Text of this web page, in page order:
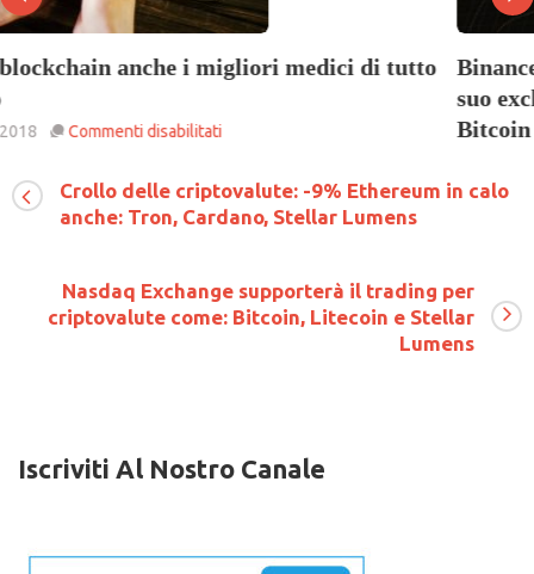
Binance aggiunge la criptovaluta Nebulas (NAS) al
suo exchange con la possibilità di scambiarla con
Bitcoin e Ethereum
Binance
aggiunge
la
(NAS)
al
con
Crollo delle criptovalute: -9% Ethereum in calo
anche: Tron, Cardano, Stellar Lumens
Nasdaq Exchange supporterà il trading per
criptovalute come: Bitcoin, Litecoin e Stellar
Lumens
Iscriviti Al Nostro Canale